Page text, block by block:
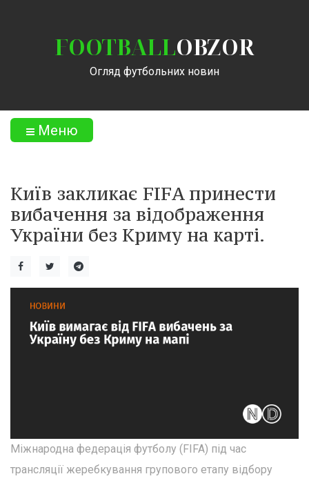
FOOTBALLOBZOR
Огляд футбольних новин
Меню
Київ закликає FIFA принести
вибачення за відображення
України без Криму на карті.
Міжнародна федерація футболу (FIFA) під час
трансляції жеребкування групового етапу відбору